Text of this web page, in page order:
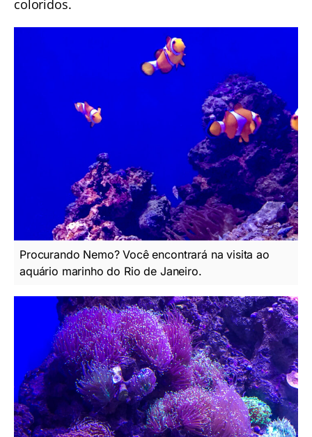
coloridos.
Procurando Nemo? Você encontrará na visita ao
aquário marinho do Rio de Janeiro.